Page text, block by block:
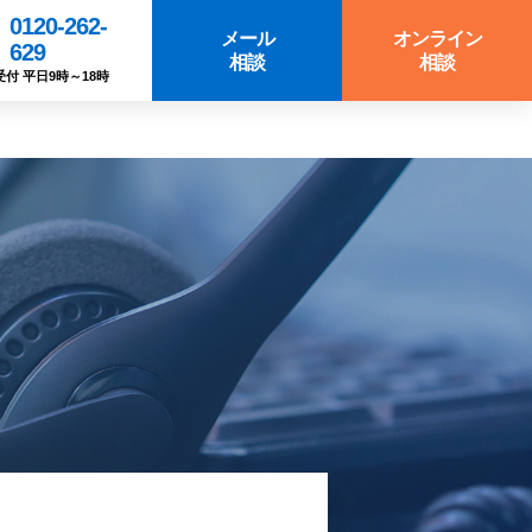
0120-262-
629
付 平日9時～18時
メール
相談
オンライン
相談